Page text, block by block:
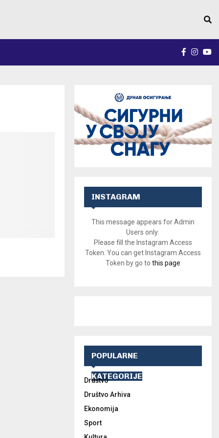
INSTAGRAM
This message appears for Admin
Users only:
Please fill the Instagram Access
Token. You can get Instagram Access
Token by go to this page
POPULARNE
KATEGORIJE
Društvo
Društvo Arhiva
Ekonomija
Sport